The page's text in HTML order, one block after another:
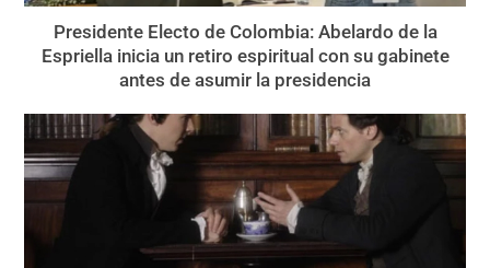
Presidente Electo de Colombia: Abelardo de la
Espriella inicia un retiro espiritual con su gabinete
antes de asumir la presidencia